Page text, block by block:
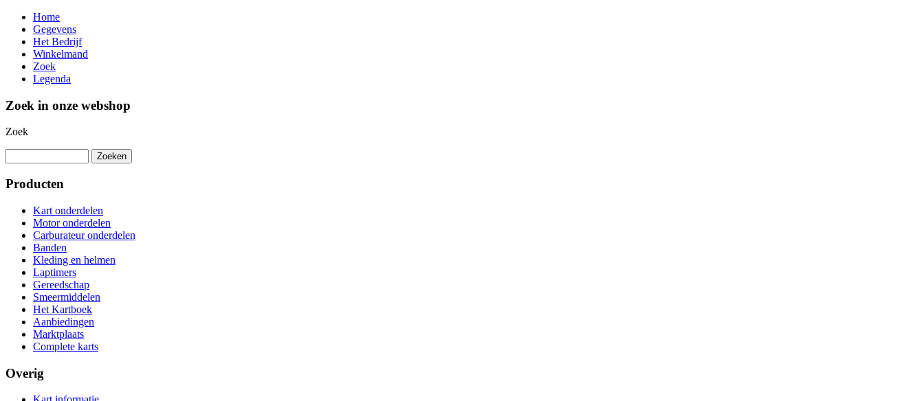
Home
Gegevens
Het Bedrijf
Winkelmand
Zoek
Legenda
Zoek in onze webshop
Zoek
Producten
Kart onderdelen
Motor onderdelen
Carburateur onderdelen
Banden
Kleding en helmen
Laptimers
Gereedschap
Smeermiddelen
Het Kartboek
Aanbiedingen
Marktplaats
Complete karts
Overig